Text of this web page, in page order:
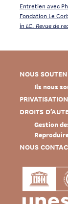
Entretien avec
Fondation Le
in LC. Revue de
NOUS
Ils nous
PRIVATISATION
DROITS
Gestion
NOUS